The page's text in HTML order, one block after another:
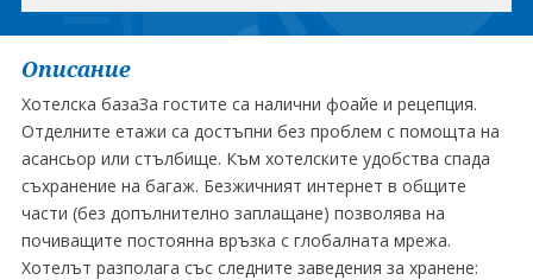
Описание
Хотелска базаЗа гостите са налични фоайе и рецепция.
Отделните етажи са достъпни без проблем с помощта на
асансьор или стълбище. Към хотелските удобства спада
съхранение на багаж. Безжичният интернет в общите
части (без допълнително заплащане) позволява на
почиващите постоянна връзка с глобалната мрежа.
Хотелът разполага със следните заведения за хранене: